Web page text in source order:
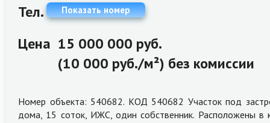
Тел. Показать номер
Цена 15 000 000 руб.
(10 000 руб./м²) без комиссии
Номер объекта: 540682. КОД 540682 Участок под
дома, 15 соток, ИЖС, один собственник. Расположены в